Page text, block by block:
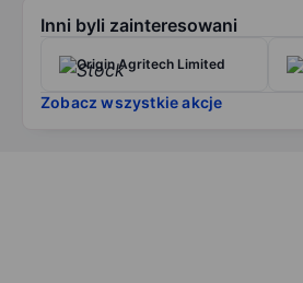
Inni byli zainteresowani
Origin Agritech Limited
Zobacz wszystkie akcje